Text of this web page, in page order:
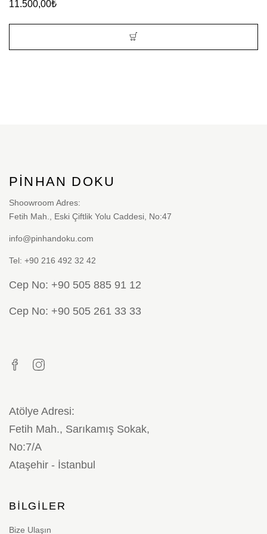
11.500,00₺
PINHAN DOKU
Shoowroom Adres:
Fetih Mah., Eski Çiftlik Yolu Caddesi, No:47
info@pinhandoku.com
Tel: +90 216 492 32 42
Cep No: +90 505 885 91 12
Cep No: +90 505 261 33 33
Atölye Adresi:
Fetih Mah., Sarıkamış Sokak,
No:7/A
Ataşehir - İstanbul
BILGILER
Bize Ulaşın